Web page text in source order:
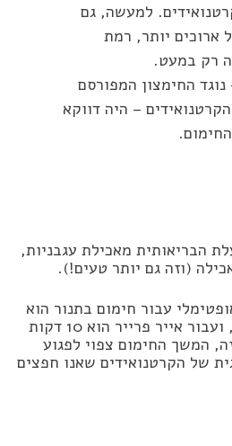
למעשה, גם
ארוכים יותר, רמת
רק במעט.
החימצון המפורסם
– היה דווקא
הבריאותית מאכילת עגבניות,
(וזה גם יותר טעים!).
עבור חימום בתנור הוא
20 דקות ב- 180 מעלות, ועבור אייר פרייר הוא 10 דקות
לזה, המשך החימום צפוי לפגוע
של הקרטנואידים שאנו חפצים